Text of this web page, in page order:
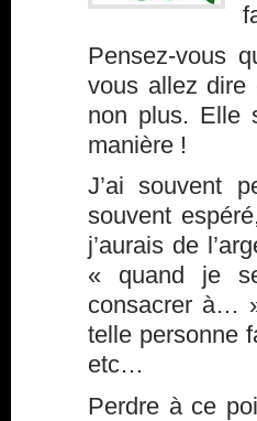
Pensez-vous
vous allez dire
non plus. Elle
manière !
J’ai souvent
souvent
j’aurais de
« quand je
consacrer à…
telle personne
etc…
Perdre à ce